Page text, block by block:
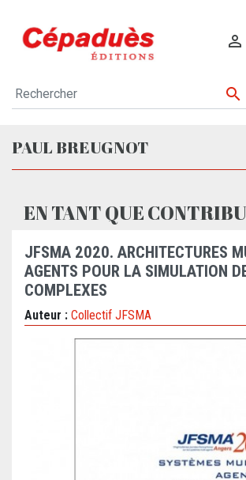


PAUL BREUGNOT
EN TANT QUE
JFSMA 2020. ARCHITECTURES
AGENTS POUR LA SIMULATION
COMPLEXES
Auteur : Collectif JFSMA